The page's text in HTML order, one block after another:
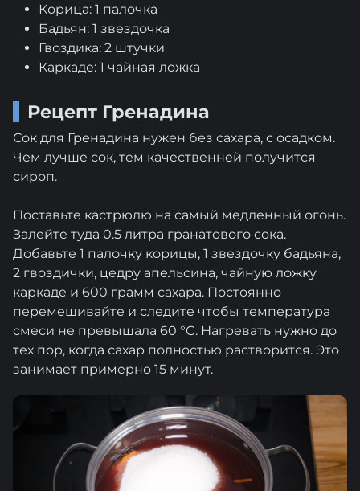
Корица: 1 палочка
Бадьян: 1 звездочка
Гвоздика: 2 штучки
Каркаде: 1 чайная ложка
Рецепт Гренадина
Сок для Гренадина нужен без сахара, с осадком.
Чем лучше сок, тем качественней получится
сироп.
Поставьте кастрюлю на самый медленный огонь.
Залейте туда 0.5 литра гранатового сока.
Добавьте 1 палочку корицы, 1 звездочку бадьяна,
2 гвоздички, цедру апельсина, чайную ложку
каркаде и 600 грамм сахара. Постоянно
перемешивайте и следите чтобы температура
смеси не превышала 60 °C. Нагревать нужно до
тех пор, когда сахар полностью растворится. Это
занимает примерно 15 минут.